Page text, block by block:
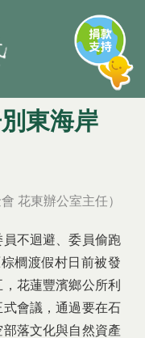
東海岸
花東辦公室主任）
不迴避、委員偷跑
櫚渡假村日前被發
花蓮豐濱鄉公所利
會議，通過要在石
落文化與自然資產